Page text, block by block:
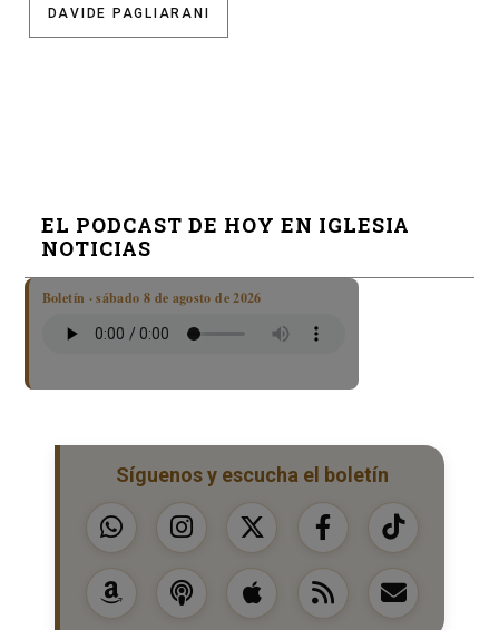
DAVIDE PAGLIARANI
EL PODCAST DE HOY EN IGLESIA
NOTICIAS
Boletín · sábado 8 de agosto de 2026
Síguenos y escucha el boletín